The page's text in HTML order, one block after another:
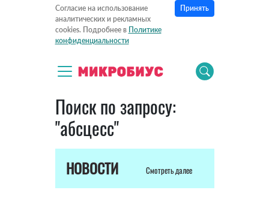
Согласие на использование
аналитических и рекламных
cookies. Подробнее в Политике
конфиденциальности
Принять
Поиск по запросу:
"абсцесс"
НОВОСТИ Смотреть далее